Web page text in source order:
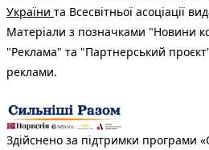
України та Всесвітньої асоціації
Матеріали з позначками "Новини
"Реклама" та "Партнерський
реклами.
Здійснено за підтримки програми